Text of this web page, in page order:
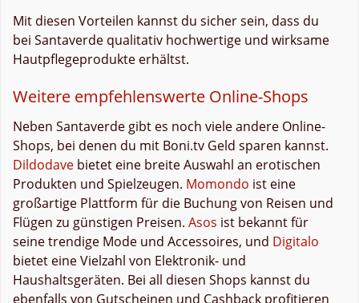
Mit diesen Vorteilen kannst du sicher sein, dass du
bei Santaverde qualitativ hochwertige und wirksame
Hautpflegeprodukte erhältst.
Weitere empfehlenswerte Online-Shops
Neben Santaverde gibt es noch viele andere Online-
Shops, bei denen du mit Boni.tv Geld sparen kannst.
Dildodave bietet eine breite Auswahl an erotischen
Produkten und Spielzeugen. Momondo ist eine
großartige Plattform für die Buchung von Reisen und
Flügen zu günstigen Preisen. Asos ist bekannt für
seine trendige Mode und Accessoires, und Digitalo
bietet eine Vielzahl von Elektronik- und
Haushaltsgeräten. Bei all diesen Shops kannst du
ebenfalls von Gutscheinen und Cashback profitieren